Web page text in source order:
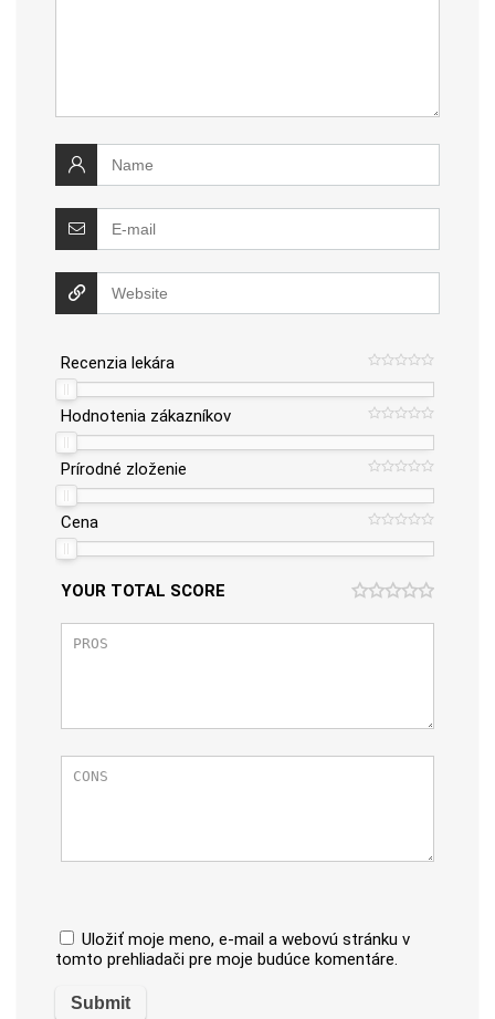
Recenzia lekára
Hodnotenia zákazníkov
Prírodné zloženie
Cena
YOUR TOTAL SCORE
Uložiť moje meno, e-mail a webovú stránku v
tomto prehliadači pre moje budúce komentáre.